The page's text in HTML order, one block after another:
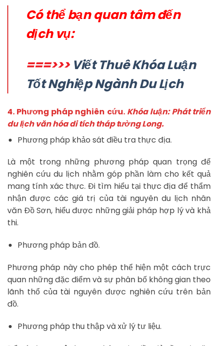
Có thể bạn quan tâm đến
dịch vụ:
===>>> Viết Thuê Khóa Luận
Tốt Nghiệp Ngành Du Lịch
4. Phương pháp nghiên cứu. Khóa luận: Phát triển
du lịch văn hóa di tích tháp tường Long.
Phương pháp khảo sát điều tra thực địa.
Là một trong những phương pháp quan trọng để
nghiên cứu du lịch nhằm góp phần làm cho kết quả
mang tính xác thực. Đi tìm hiểu tại thực địa để thẩm
nhận được các giá trị của tài nguyên du lịch nhân
văn Đồ Sơn, hiểu được những giải pháp hợp lý và khả
thi.
Phương pháp bản đồ.
Phương pháp này cho phép thể hiện một cách trực
quan những đặc điểm và sự phân bố không gian theo
lãnh thổ của tài nguyên được nghiên cứu trên bản
đồ.
Phương pháp thu thập và xử lý tư liệu.